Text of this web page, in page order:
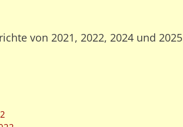
von 2021, 2022, 2024 und 2025